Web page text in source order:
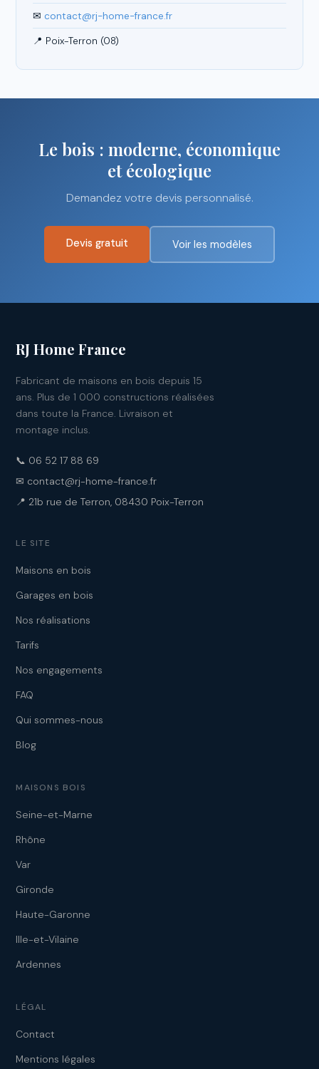
✉ contact@rj-home-france.fr
📍 Poix-Terron (08)
Le bois : moderne, économique
et écologique
Demandez votre devis personnalisé.
Devis gratuit Voir les modèles
RJ Home France
Fabricant de maisons en bois depuis 15
ans. Plus de 1 000 constructions réalisées
dans toute la France. Livraison et
montage inclus.
📞 06 52 17 88 69
✉ contact@rj-home-france.fr
📍 21b rue de Terron, 08430 Poix-Terron
LE SITE
Maisons en bois
Garages en bois
Nos réalisations
Tarifs
Nos engagements
FAQ
Qui sommes-nous
Blog
MAISONS BOIS
Seine-et-Marne
Rhône
Var
Gironde
Haute-Garonne
Ille-et-Vilaine
Ardennes
LÉGAL
Contact
Mentions légales